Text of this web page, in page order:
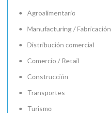
Agroalimentario
Manufacturing / Fabricación
Distribución comercial
Comercio / Retail
Construcción
Transportes
Turismo